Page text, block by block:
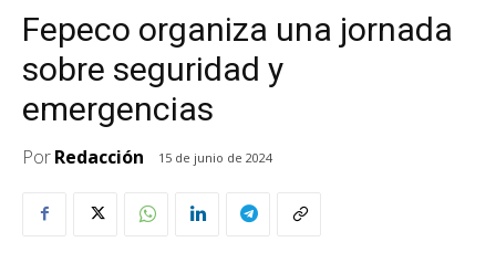
Fepeco organiza una jornada
sobre seguridad y
emergencias
PorRedacción 15 de junio de 2024